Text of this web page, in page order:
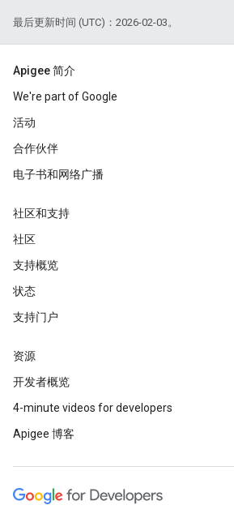
最后更新时间 (UTC)：2026-02-03。
Apigee 简介
We're part of Google
活动
合作伙伴
电子书和网络广播
社区和支持
社区
支持概览
状态
支持门户
资源
开发者概览
4-minute videos for developers
Apigee 博客